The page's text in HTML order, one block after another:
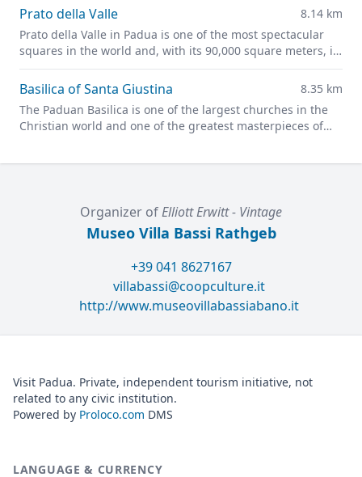
Prato della Valle
8.14 km
Prato della Valle in Padua is one of the most spectacular
squares in the world and, with its 90,000 square meters, is
one of the largest in Europe.
Basilica of Santa Giustina
8.35 km
The Paduan Basilica is one of the largest churches in the
Christian world and one of the greatest masterpieces of
Organizer ofElliott Erwitt - Vintage
Museo Villa Bassi Rathgeb
+39 041 8627167
villabassi@coopculture.it
http://www.museovillabassiabano.it
Visit Padua. Private, independent tourism initiative, not
related to any civic institution.
Powered by Proloco.com DMS
LANGUAGE & CURRENCY